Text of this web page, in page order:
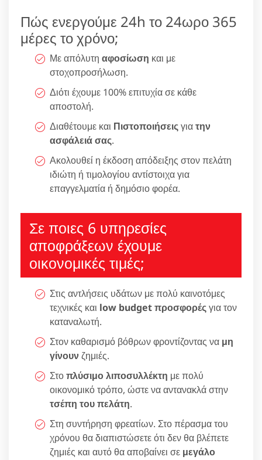
Πώς ενεργούμε 24h το 24ωρο 365
μέρες το χρόνο;
Με απόλυτη αφοσίωση και με
στοχοπροσήλωση.
Διότι έχουμε 100% επιτυχία σε κάθε
αποστολή.
Διαθέτουμε και Πιστοποιήσειςγιατην
ασφάλειά σας.
Ακολουθεί η έκδοση απόδειξης στον πελάτη
ιδιώτη ή τιμολογίου αντίστοιχα για
επαγγελματία ή δημόσιο φορέα.
Σε ποιες 6 υπηρεσίες
αποφράξεων έχουμε
οικονομικές τιμές;
Στις αντλήσεις υδάτων με πολύ καινοτόμες
τεχνικές και low budget προσφορέςγια τον
καταναλωτή.
Στον καθαρισμό βόθρων φροντίζοντας να μη
γίνουνζημιές.
Στοπλύσιμο λιποσυλλέκτη με πολύ
οικονομικό τρόπο, ώστε να αντανακλά στην
τσέπη του πελάτη.
Στη συντήρηση φρεατίων. Στο πέρασμα του
χρόνου θα διαπιστώσετε ότι δεν θα βλέπετε
ζημιές και αυτό θα αποβαίνει σε μεγάλο